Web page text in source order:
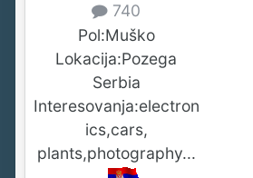
740
Pol:Muško
Lokacija:Pozega
Serbia
Interesovanja:electron
ics,cars,
plants,photography...